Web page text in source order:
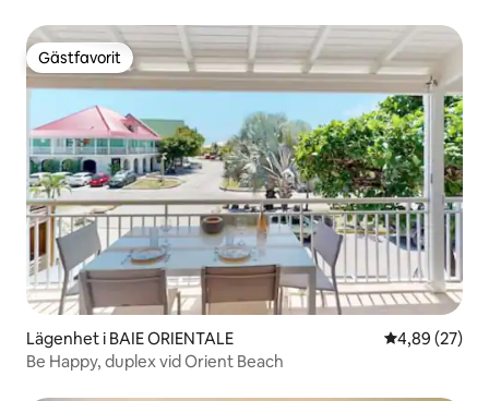
Gästfavorit
Gästfavorit
Lägenhet i BAIE ORIENTALE 4,89 av 5 i
4,89 (27)
Be Happy, duplex vid Orient Beach